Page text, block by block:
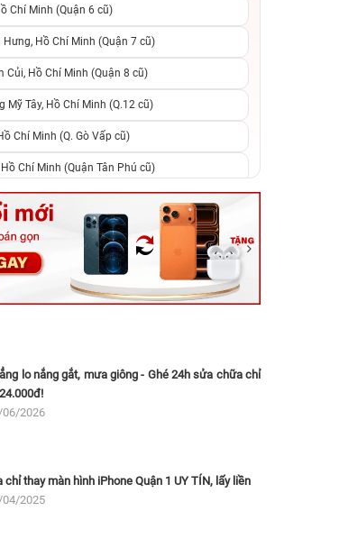
chuyển đổi, 0 gọi người thân
Chí Minh (Quận 6 cũ)
Hồ Chí Minh (Quận 7 cũ)
Củi, Hồ Chí Minh (Quận 8 cũ)
Mỹ Tây, Hồ Chí Minh (Q.12 cũ)
Chí Minh (Q. Gò Vấp cũ)
Chí Minh (Quận Tân Phú cũ)
Hồ Chí Minh (Q.9 TP. Thủ Đức cũ)
Chí Minh (Bình Thọ, TP. Thủ Đức Cũ)
Chí Minh (Bình Dương Cũ)
Vũng Tàu, Hồ Chí Minh (TP. Vũng Tàu cũ)
lo nắng gắt, mưa giông - Ghé 24h sửa chữa chỉ
06/2026
chỉ thay màn hình iPhone Quận 1 UY TÍN, lấy liền
04/2025